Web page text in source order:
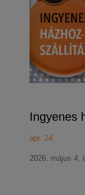
Ingyenes
ápr. 24
2026. május 4.